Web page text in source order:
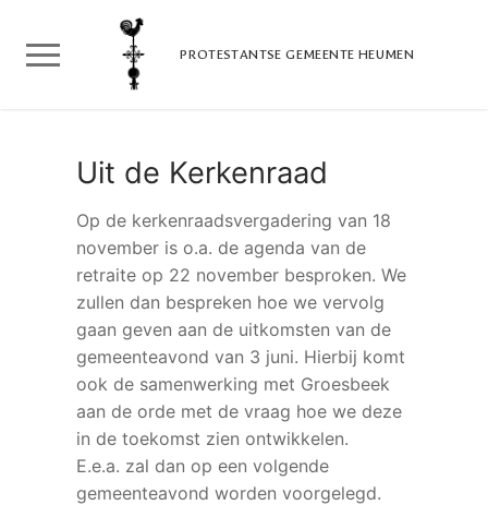
naar
inhoud
PROTESTANTSE GEMEENTE HEUMEN
Uit de Kerkenraad
Op de kerkenraadsvergadering van 18
november is o.a. de agenda van de
retraite op 22 november besproken. We
zullen dan bespreken hoe we vervolg
gaan geven aan de uitkomsten van de
gemeenteavond van 3 juni. Hierbij komt
ook de samenwerking met Groesbeek
aan de orde met de vraag hoe we deze
in de toekomst zien ontwikkelen.
E.e.a. zal dan op een volgende
gemeenteavond worden voorgelegd.